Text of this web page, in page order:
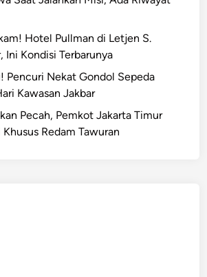
Hotel Pullman di Letjen S.
Ini Kondisi Terbarunya
Pencuri Nekat Gondol Sepeda
Kawasan Jakbar
Pecah, Pemkot Jakarta Timur
Redam Tawuran